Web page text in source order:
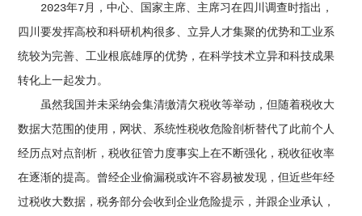
2023年7月，中心、国家主席、主席习在四川调查时指出，
四川要发挥高校和科研机构很多、立异人才集聚的优势和工业系
统较为完善、工业根底雄厚的优势，在科学技术立异和科技成果
转化上一起发力。
虽然我国并未采纳会集清缴清欠税收等举动，但随着税收大
数据大范围的使用，网状、系统性税收危险剖析替代了此前个人
经历点对点剖析，税收征管力度事实上在不断强化，税收征收率
在逐渐的提高。曾经企业偷漏税或许不容易被发现，但近些年经
过税收大数据，税务部分会收到企业危险提示，并跟企业承认，